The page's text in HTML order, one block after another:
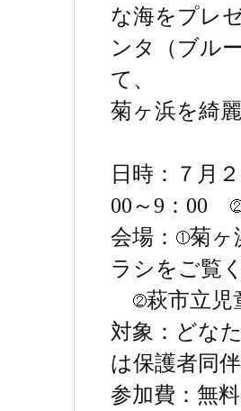
な海をプレ
ンタ（ブル
て、
菊ヶ浜を綺
日時：７月
00～9：00
会場：
菊ヶ
ラシをご覧
萩市立児
対象：どな
は保護者同
参加費：無料